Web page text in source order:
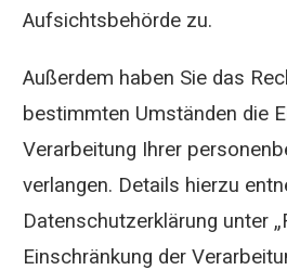
Aufsichtsbehörde zu.
Außerdem haben Sie das
bestimmten Umständen die
Verarbeitung Ihrer
verlangen. Details hierzu
Datenschutzerklärung unter
Einschränkung der